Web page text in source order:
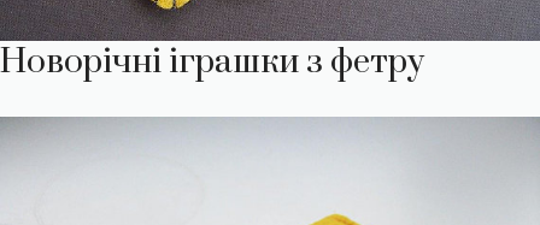
Новорічні іграшки з фетру